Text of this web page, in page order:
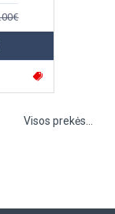
Visos prekės...